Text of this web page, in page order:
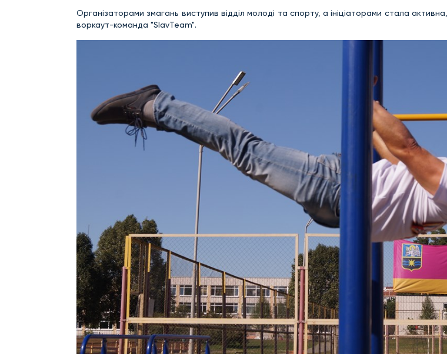
Організаторами змагань виступив відділ молоді та спорту, а ініціаторами стала
воркаут-команда "SlavTeam".